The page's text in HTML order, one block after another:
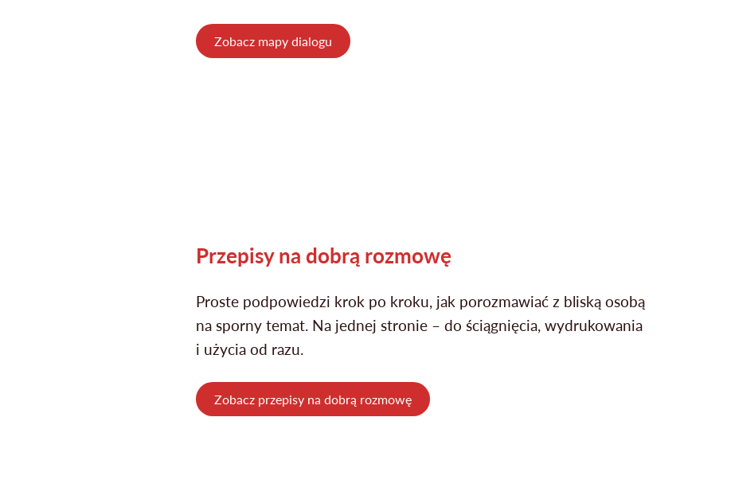
Zobacz mapy dialogu
Przepisy na dobrą rozmowę
Proste podpowiedzi krok po kroku, jak porozmawiać z bliską osobą
na sporny temat. Na jednej stronie – do ściągnięcia, wydrukowania
i użycia od razu.
Zobacz przepisy na dobrą rozmowę